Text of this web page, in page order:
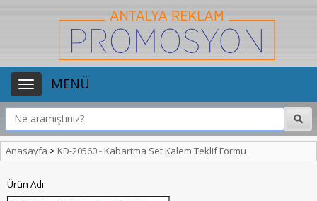
MENÜ
Anasayfa > KD-20560 - Kabartma Set Kalem Teklif Formu
Ürün Adı